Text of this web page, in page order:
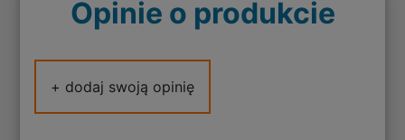
Opinie o produkcie
+ dodaj swoją opinię